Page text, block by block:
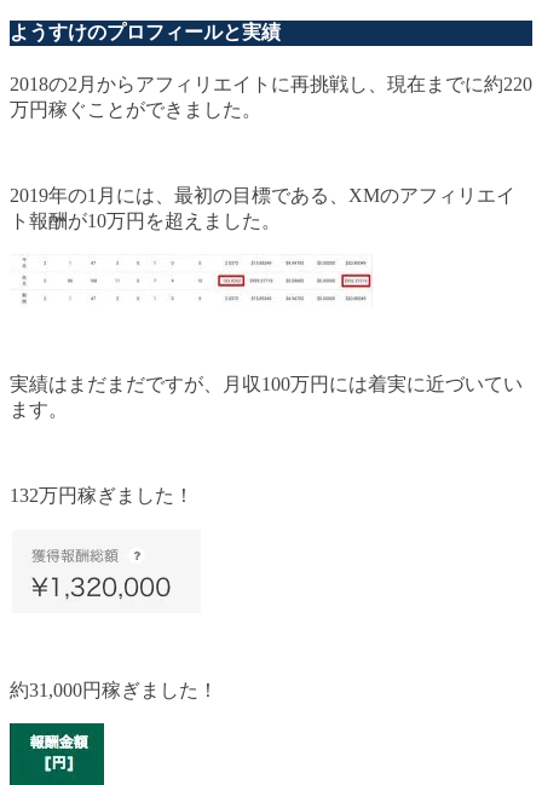
ようすけのプロフィールと実績
2018の2月からアフィリエイトに再挑戦し、現在までに約220
万円稼ぐことができました。
2019年の1月には、最初の目標である、XMのアフィリエイ
ト報酬が10万円を超えました。
実績はまだまだですが、月収100万円には着実に近づいてい
ます。
132万円稼ぎました！
約31,000円稼ぎました！